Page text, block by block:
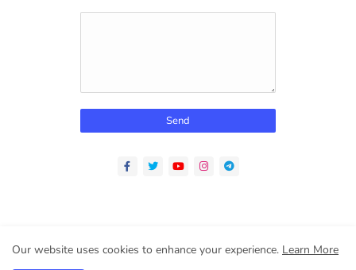
Our website uses cookies to enhance your experience. Learn More